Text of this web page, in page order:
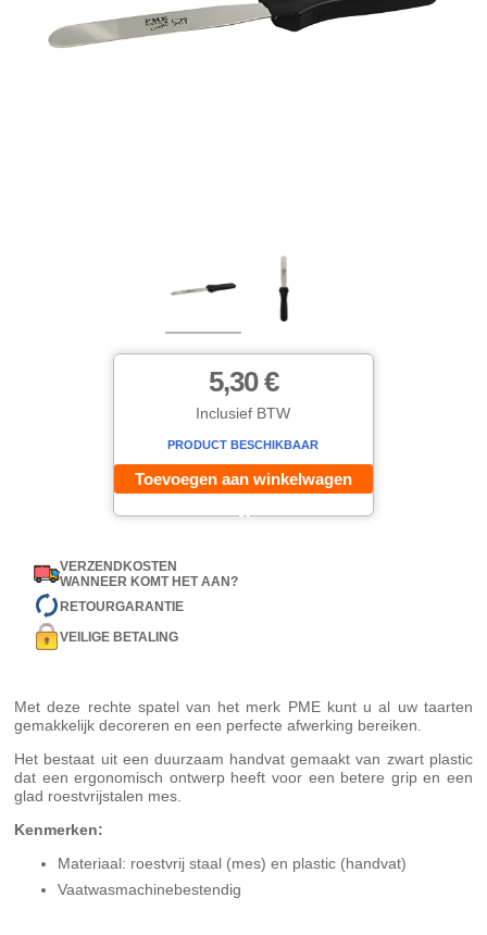
5,30 €
Inclusief BTW
PRODUCT BESCHIKBAAR
Toevoegen aan winkelwagen
VERZENDKOSTEN
WANNEER KOMT HET AAN?
RETOURGARANTIE
VEILIGE BETALING
Met deze rechte spatel van het merk PME kunt u al uw taarten
gemakkelijk decoreren en een perfecte afwerking bereiken.
Het bestaat uit een duurzaam handvat gemaakt van zwart plastic
dat een ergonomisch ontwerp heeft voor een betere grip en een
glad roestvrijstalen mes.
Kenmerken:
Materiaal: roestvrij staal (mes) en plastic (handvat)
Vaatwasmachinebestendig